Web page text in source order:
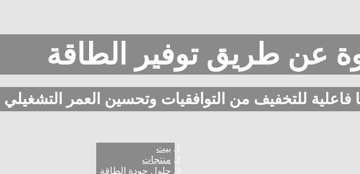
عن طريق توفير الطاقة
فاعلية للتخفيف من التوافقيات وتحسين العمر
بيت
منتجات
حلول جودة الطاقة